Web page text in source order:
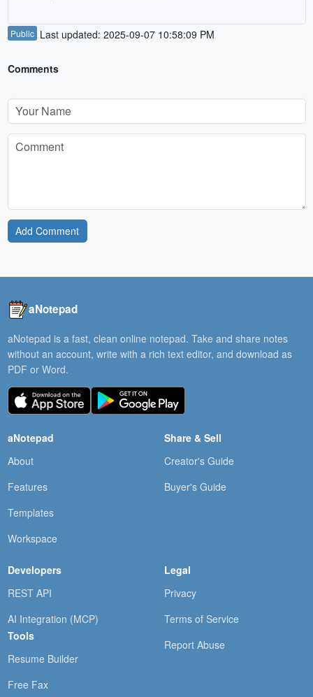
Public Last updated: 2025-09-07 10:58:09 PM
Comments
Add Comment
aNotepad
aNotepad is a fast, clean online notepad. Take and share notes
without an account, write with a rich text editor, and download as
PDF or Word.
aNotepad
About
Features
Templates
Workspace
Share & Sell
Creator's Guide
Buyer's Guide
Developers
REST API
AI Integration (MCP)
Tools
Resume Builder
Free Fax
Legal
Privacy
Terms of Service
Report Abuse